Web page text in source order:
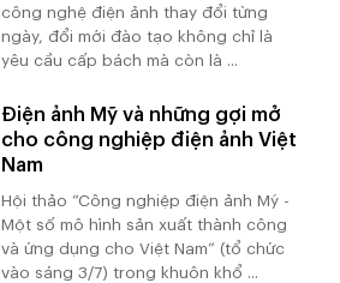
công nghệ điện ảnh thay đổi từng
ngày, đổi mới đào tạo không chỉ là
yêu cầu cấp bách mà còn là ...
Điện ảnh Mỹ và những gợi mở
cho công nghiệp điện ảnh Việt
Nam
Hội thảo “Công nghiệp điện ảnh Mỹ -
Một số mô hình sản xuất thành công
và ứng dụng cho Việt Nam” (tổ chức
vào sáng 3/7) trong khuôn khổ ...